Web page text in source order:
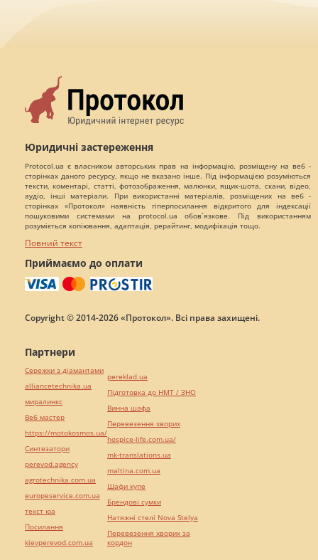
Юридичні застереження
Protocol.ua є власником авторських прав на інформацію, розміщену на веб -
сторінках даного ресурсу, якщо не вказано інше. Під інформацією розуміються
тексти, коментарі, статті, фотозображення, малюнки, ящик-шота, скани, відео,
аудіо, інші матеріали. При використанні матеріалів, розміщених на веб -
сторінках «Протокол» наявність гіперпосилання відкритого для індексації
пошуковими системами на protocol.ua обов`язкове. Під використанням
розуміється копіювання, адаптація, рерайтинг, модифікація тощо.
Повний текст
Приймаємо до оплати
Copyright © 2014-2026 «Протокол». Всі права захищені.
Партнери
Сережки з діамантами
alliancetechnika.ua
миралинкс
Веб мастер
https://motokosmos.ua/
Синтезатори
perevod.agency
agrotechnika.com.ua
europeservice.com.ua
текст юа
Посилання
kievperevod.com.ua
pereklad.ua
Підготовка до НМТ / ЗНО
Винна шафа
Перевезення хворих
hospice-life.com.ua/
mk-translations.ua
maltina.com.ua
Шафи купе
Брендові сумки
Натяжні стелі Nova Stelya
Перевезення хворих за
кордон